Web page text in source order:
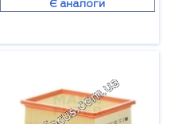
Є аналоги